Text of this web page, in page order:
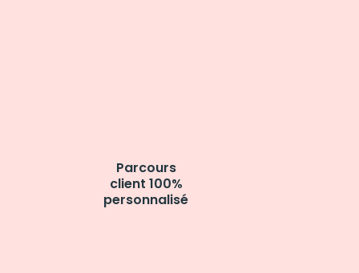
Parcours
client 100%
personnalisé